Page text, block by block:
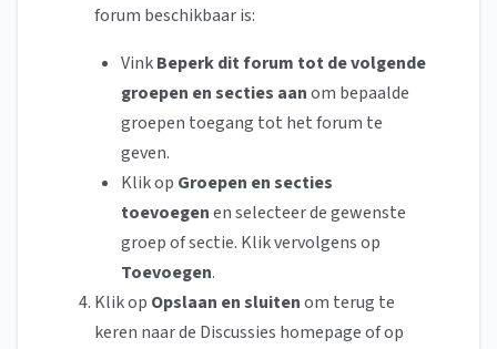
forum beschikbaar is:
VinkBeperk dit forum tot de volgende
groepen en secties aanom bepaalde
groepen toegang tot het forum te
geven.
Klik op Groepen en secties
toevoegenen selecteer de gewenste
groep of sectie. Klik vervolgens op
Toevoegen.
Klik op Opslaan en sluitenom terug te
keren naar de Discussies homepage of op